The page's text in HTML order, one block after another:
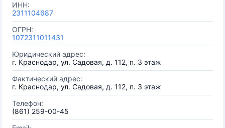
ИНН:
2311104687
ОГРН:
1072311011431
Юридический адрес:
г. Краснодар, ул. Садовая, д. 112, п. 3 этаж
Фактический адрес:
г. Краснодар, ул. Садовая, д. 112, п. 3 этаж
Телефон:
(861) 259-00-45